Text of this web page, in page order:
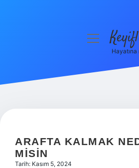
Hakkımızda
menüyü
ARAFTA KALMAK
MISIN
Tarih: Kasım 5, 2024